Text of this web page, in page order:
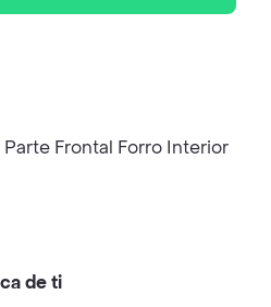
Frontal Forro Interior
de ti